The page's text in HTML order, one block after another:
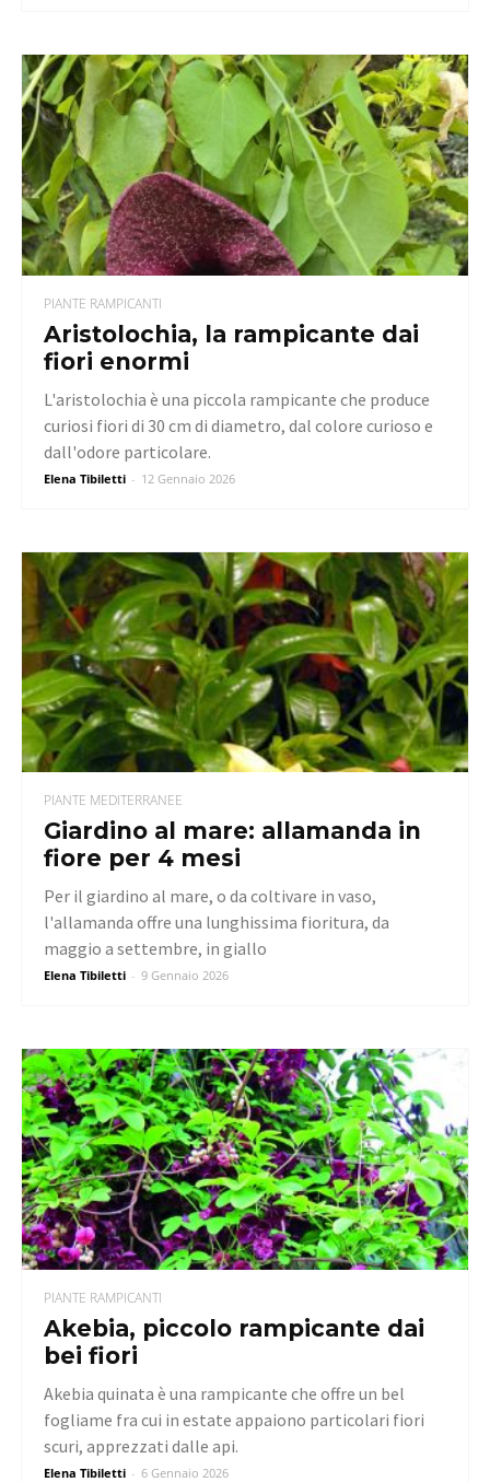
PIANTE RAMPICANTI
Aristolochia, la rampicante dai
fiori enormi
Elena Tibiletti - 12 Gennaio 2026
L'aristolochia è una piccola rampicante che produce
curiosi fiori di 30 cm di diametro, dal colore curioso e
dall'odore particolare.
PIANTE MEDITERRANEE
Giardino al mare: allamanda in
fiore per 4 mesi
Elena Tibiletti - 9 Gennaio 2026
Per il giardino al mare, o da coltivare in vaso,
l'allamanda offre una lunghissima fioritura, da
maggio a settembre, in giallo
PIANTE RAMPICANTI
Akebia, piccolo rampicante dai
bei fiori
Elena Tibiletti - 6 Gennaio 2026
Akebia quinata è una rampicante che offre un bel
fogliame fra cui in estate appaiono particolari fiori
scuri, apprezzati dalle api.